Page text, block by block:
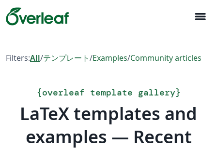
menu
Filters:All/テンプレート/Examples/Community articles
{overleaf template gallery}
LaTeX templates and
examples — Recent